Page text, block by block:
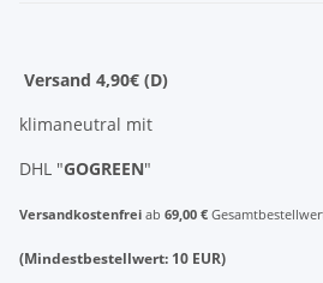
Versand 4,90€ (D)
klimaneutral mit
DHL "GOGREEN"
Versandkostenfrei ab 69,00 €
(Mindestbestellwert: 10 EUR)